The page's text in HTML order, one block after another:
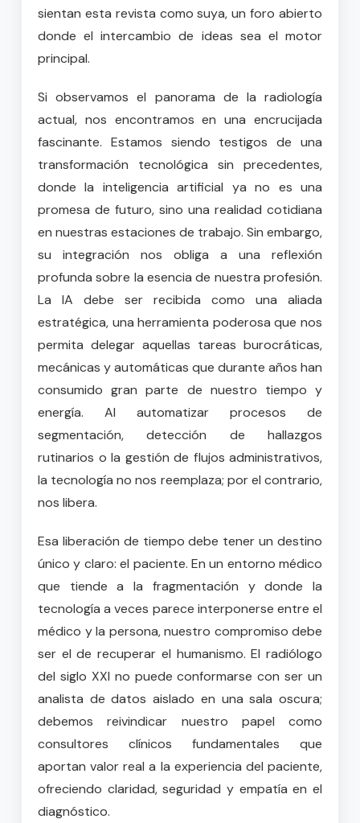
sientan esta revista como suya, un foro abierto
donde el intercambio de ideas sea el motor
principal.
Si observamos el panorama de la radiología
actual, nos encontramos en una encrucijada
fascinante. Estamos siendo testigos de una
transformación tecnológica sin precedentes,
donde la inteligencia artificial ya no es una
promesa de futuro, sino una realidad cotidiana
en nuestras estaciones de trabajo. Sin embargo,
su integración nos obliga a una reflexión
profunda sobre la esencia de nuestra profesión.
La IA debe ser recibida como una aliada
estratégica, una herramienta poderosa que nos
permita delegar aquellas tareas burocráticas,
mecánicas y automáticas que durante años han
consumido gran parte de nuestro tiempo y
energía. Al automatizar procesos de
segmentación, detección de hallazgos
rutinarios o la gestión de flujos administrativos,
la tecnología no nos reemplaza; por el contrario,
nos libera.
Esa liberación de tiempo debe tener un destino
único y claro: el paciente. En un entorno médico
que tiende a la fragmentación y donde la
tecnología a veces parece interponerse entre el
médico y la persona, nuestro compromiso debe
ser el de recuperar el humanismo. El radiólogo
del siglo XXI no puede conformarse con ser un
analista de datos aislado en una sala oscura;
debemos reivindicar nuestro papel como
consultores clínicos fundamentales que
aportan valor real a la experiencia del paciente,
ofreciendo claridad, seguridad y empatía en el
diagnóstico.